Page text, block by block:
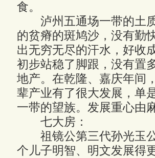
食。
泸州五通场一带的土质
的贫瘠的斑鸠沙，没有勤
出无穷无尽的汗水，好收
初步站稳了脚跟，没有置
地产。在乾隆、嘉庆年间
辈产业有了很大发展，单
一带的望族。发展重心由
七大房：
祖镜公第三代孙光玉公
个儿子明智、明文发展得